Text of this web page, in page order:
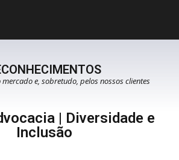
mercado e, sobretudo, pelos nossos clientes
| Diversidade e
Inclusão